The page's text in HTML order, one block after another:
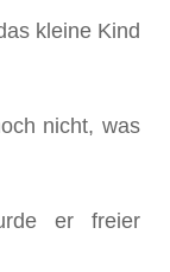
kleine Kind
nicht, was
er freier